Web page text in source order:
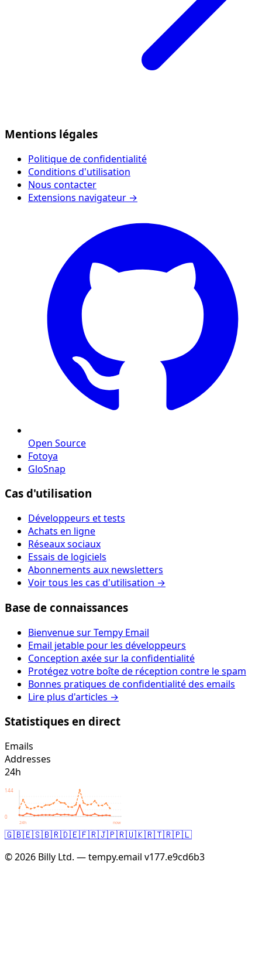
Mentions légales
Politique de confidentialité
Conditions d'utilisation
Nous contacter
Extensions navigateur →
Open Source
Fotoya
GloSnap
Cas d'utilisation
Développeurs et tests
Achats en ligne
Réseaux sociaux
Essais de logiciels
Abonnements aux newsletters
Voir tous les cas d'utilisation →
Base de connaissances
Bienvenue sur Tempy Email
Email jetable pour les développeurs
Conception axée sur la confidentialité
Protégez votre boîte de réception contre le spam
Bonnes pratiques de confidentialité des emails
Lire plus d'articles →
Statistiques en direct
Emails
Addresses
24h
144
0
24h now
🇬🇧🇪🇸🇧🇷🇩🇪🇫🇷🇯🇵🇷🇺🇰🇷🇹🇷🇵🇱
© 2026 Billy Ltd. — tempy.email v177.e9cd6b3